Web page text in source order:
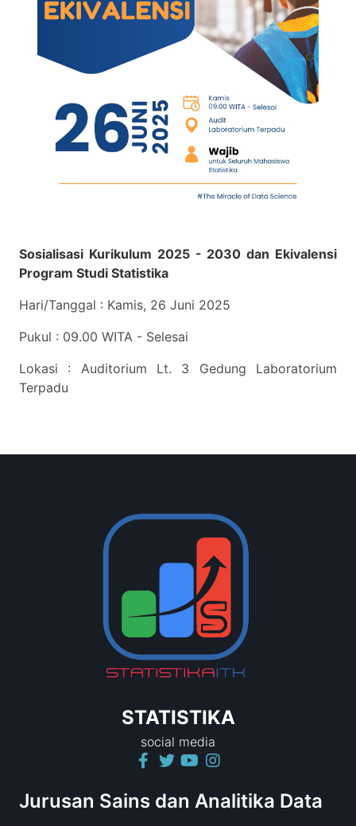
Sosialisasi Kurikulum 2025 - 2030 dan Ekivalensi
Program Studi Statistika
Hari/Tanggal : Kamis, 26 Juni 2025
Pukul : 09.00 WITA - Selesai
Lokasi : Auditorium Lt. 3 Gedung Laboratorium
Terpadu
STATISTIKA
social media
Jurusan Sains dan Analitika Data